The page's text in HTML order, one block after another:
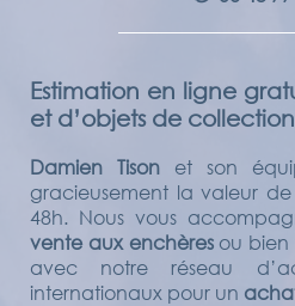
Estimation en ligne
et d’objets de
Damien Tison et son
gracieusement la valeur
48h. Nous vous
vente aux enchèresou bien
avec notre réseau
internationaux pour un